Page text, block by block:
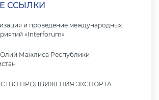
ССЫЛКИ
и проведение международных
«Interforum»
Мажлиса Республики
ПРОДВИЖЕНИЯ ЭКСПОРТА